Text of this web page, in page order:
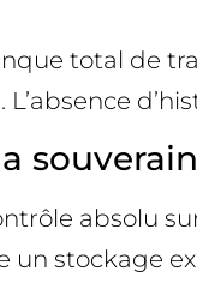
total de
absolu
stockage